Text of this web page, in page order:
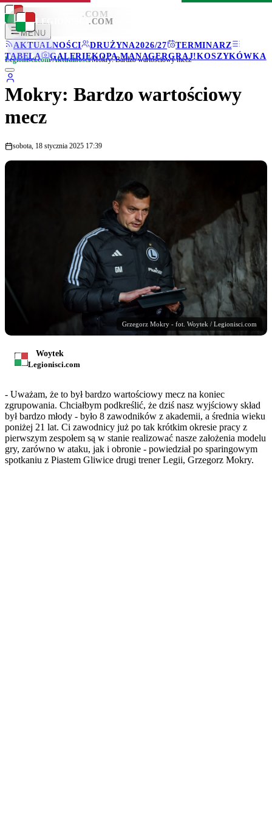
LEGIONISCI .COM
MENU
AKTUALNOŚCI
DRUŻYNA2026/27
TERMINARZ
TABELA
GALERIEKOPA MANAGERGRAJ!KOSZYKÓWKA
LEGIONISCI .COM
Legionisci.com/Aktualności/Mokry: Bardzo wartościowy mecz
Mokry: Bardzo wartościowy
mecz
sobota, 18 stycznia 2025 17:39
Grzegorz Mokry - fot. Woytek / Legionisci.com
Woytek
Legionisci.com
- Uważam, że to był bardzo wartościowy mecz na koniec
zgrupowania. Chciałbym podkreślić, że dziś nasz wyjściowy skład
był bardzo młody - było 8 zawodników z akademii, a średnia wieku
poniżej 21 lat. Ci zawodnicy już po tak krótkim okresie pracy z
pierwszym zespołem są w stanie realizować nasze założenia modelu
gry, zarówno w ataku, jak i obronie - powiedział po sparingowym
spotkaniu z Piastem Gliwice drugi trener Legii, Grzegorz Mokry.